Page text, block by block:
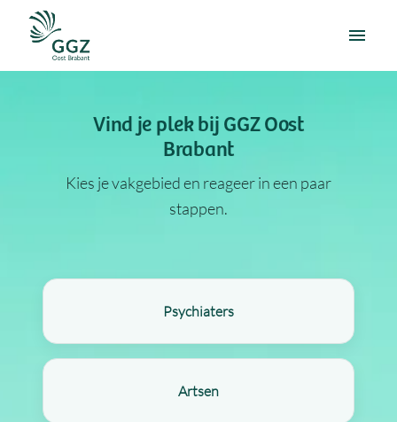
Overslaan
Homepagina
Vind je plek bij GGZ Oost
Brabant
Kies je vakgebied en reageer in een paar
stappen.
Psychiaters
Artsen